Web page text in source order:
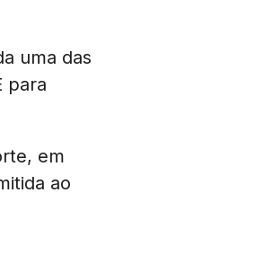
uma das
para
em
ao